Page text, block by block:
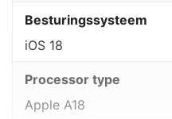
Besturingssysteem
iOS 18
Processor type
Apple A18